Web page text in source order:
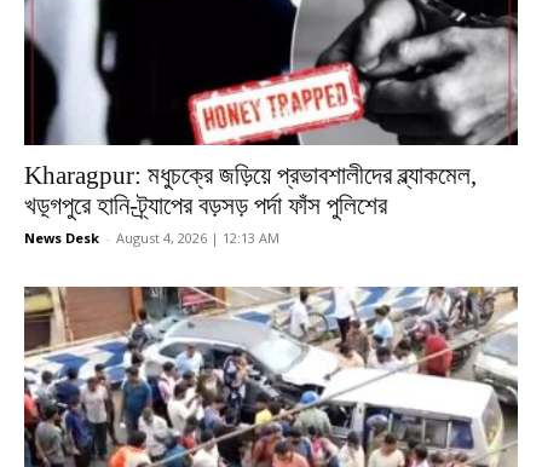
Kharagpur: মধুচক্রে জড়িয়ে প্রভাবশালীদের ব্ল্যাকমেল,
খড়্গপুরে হানি-ট্র্যাপের বড়সড় পর্দা ফাঁস পুলিশের
News Desk - August 4, 2026 | 12:13 AM